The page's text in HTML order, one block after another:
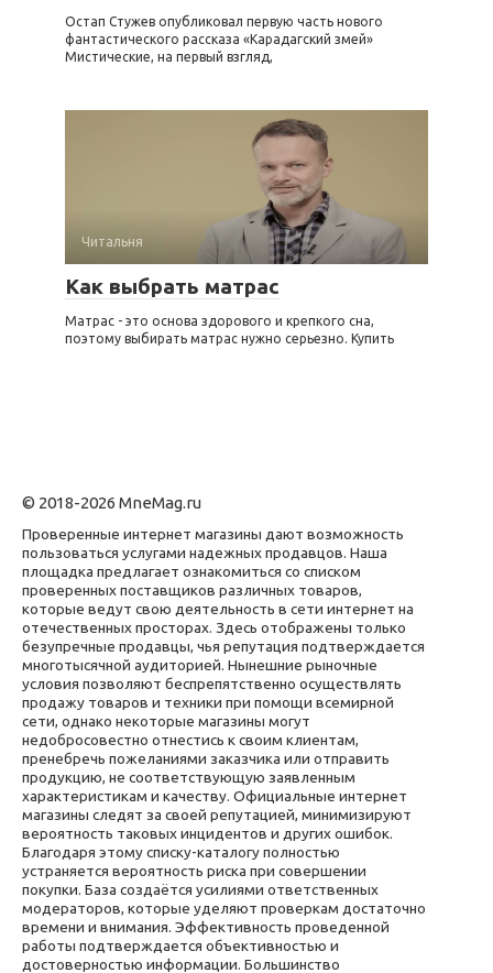
Остап Стужев опубликовал первую часть нового
фантастического рассказа «Карадагский змей»
Мистические, на первый взгляд,
Читальня
Как выбрать матрас
Матрас - это основа здорового и крепкого сна,
поэтому выбирать матрас нужно серьезно. Купить
© 2018-2026 MneMag.ru
Проверенные интернет магазины дают возможность
пользоваться услугами надежных продавцов. Наша
площадка предлагает ознакомиться со списком
проверенных поставщиков различных товаров,
которые ведут свою деятельность в сети интернет на
отечественных просторах. Здесь отображены только
безупречные продавцы, чья репутация подтверждается
многотысячной аудиторией. Нынешние рыночные
условия позволяют беспрепятственно осуществлять
продажу товаров и техники при помощи всемирной
сети, однако некоторые магазины могут
недобросовестно отнестись к своим клиентам,
пренебречь пожеланиями заказчика или отправить
продукцию, не соответствующую заявленным
характеристикам и качеству. Официальные интернет
магазины следят за своей репутацией, минимизируют
вероятность таковых инцидентов и других ошибок.
Благодаря этому списку-каталогу полностью
устраняется вероятность риска при совершении
покупки. База создаётся усилиями ответственных
модераторов, которые уделяют проверкам достаточно
времени и внимания. Эффективность проведенной
работы подтверждается объективностью и
достоверностью информации. Большинство